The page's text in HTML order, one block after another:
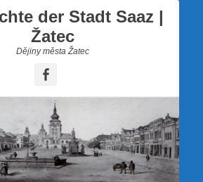
der Stadt Saaz |
Žatec
Dějiny města Žatec